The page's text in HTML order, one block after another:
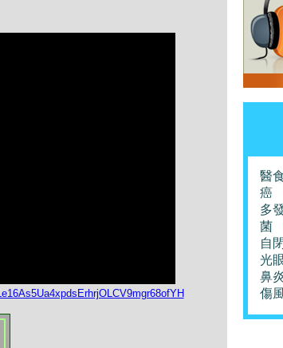
醫
癌
多
菌
自
光
鼻
傷